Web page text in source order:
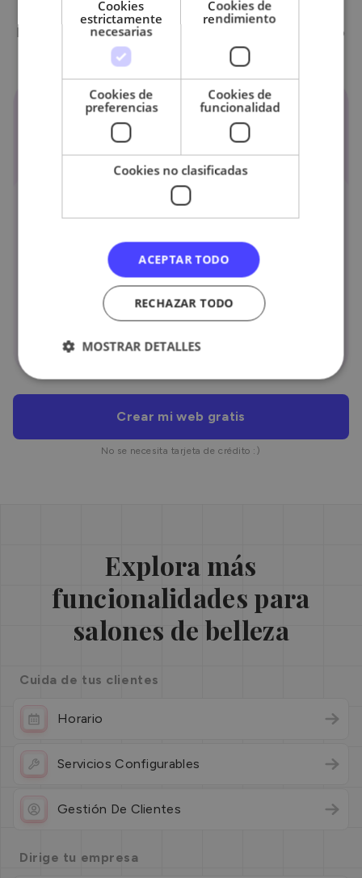
Empieza gratis para empezar a ahorrar tiempo
y aumentar tus ingresos.
Crear mi web gratis
No se necesita tarjeta de crédito :)
Explora más
funcionalidades para
salones de belleza
Cuida de tus clientes
Horario
Servicios Configurables
Gestión De Clientes
Dirige tu empresa
Cookies
estrictamente
necesarias
Cookies de
rendimiento
Cookies de
preferencias
Cookies de
funcionalidad
Cookies no clasificadas
ACEPTAR TODO
RECHAZAR TODO
MOSTRAR DETALLES